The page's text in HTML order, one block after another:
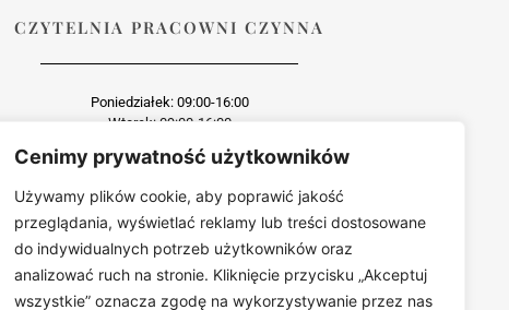
Cenimy prywatność użytkowników
Używamy plików cookie, aby poprawić jakość
przeglądania, wyświetlać reklamy lub treści dostosowane
do indywidualnych potrzeb użytkowników oraz
analizować ruch na stronie. Kliknięcie przycisku „Akceptuj
wszystkie” oznacza zgodę na wykorzystywanie przez nas
CZYTELNIA PRACOWNI CZYNNA
Poniedziałek: 09:00-16:00
Wtorek: 09:00-16:00
Czwartek: 09:00-16:00